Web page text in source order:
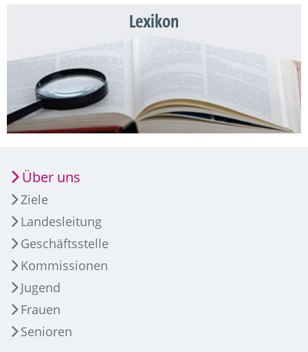
Lexikon
Über uns
Ziele
Landesleitung
Geschäftsstelle
Kommissionen
Jugend
Frauen
Senioren